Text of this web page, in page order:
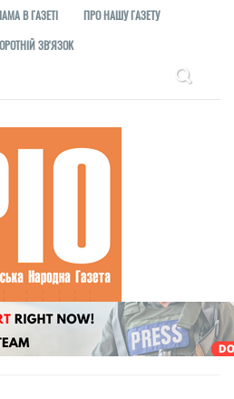
В ГАЗЕТІ
ПРО НАШУ ГАЗЕТУ
ЗВ'ЯЗОК